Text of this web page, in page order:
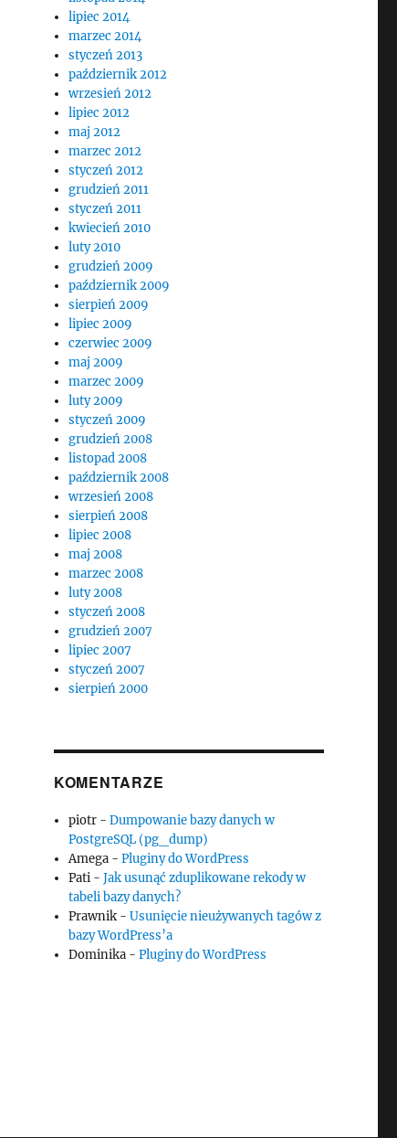
lipiec 2014
marzec 2014
styczeń 2013
październik 2012
wrzesień 2012
lipiec 2012
maj 2012
marzec 2012
styczeń 2012
grudzień 2011
styczeń 2011
kwiecień 2010
luty 2010
grudzień 2009
październik 2009
sierpień 2009
lipiec 2009
czerwiec 2009
maj 2009
marzec 2009
luty 2009
styczeń 2009
grudzień 2008
listopad 2008
październik 2008
wrzesień 2008
sierpień 2008
lipiec 2008
maj 2008
marzec 2008
luty 2008
styczeń 2008
grudzień 2007
lipiec 2007
styczeń 2007
sierpień 2000
KOMENTARZE
piotr -Dumpowanie bazy danych w
PostgreSQL (pg_dump)
Amega -Pluginy do WordPress
Pati -Jak usunąć zduplikowane rekody w
tabeli bazy danych?
Prawnik -Usunięcie nieużywanych tagów z
bazy WordPress’a
Dominika -Pluginy do WordPress